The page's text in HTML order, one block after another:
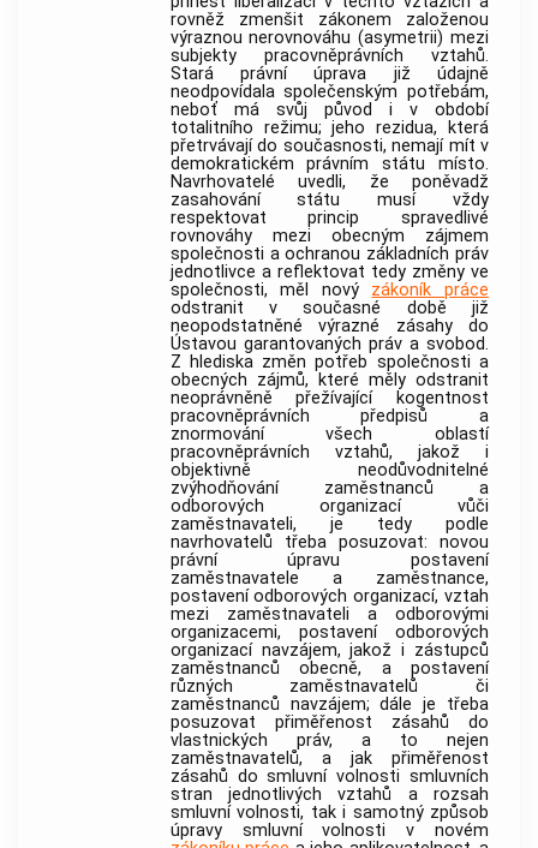
rovněž zmenšit zákonem založenou
výraznou nerovnováhu (asymetrii) mezi
subjekty pracovněprávních vztahů.
Stará právní úprava již údajně
neodpovídala společenským potřebám,
neboť má svůj původ i v období
totalitního režimu; jeho rezidua, která
přetrvávají do současnosti, nemají mít v
demokratickém právním státu místo.
Navrhovatelé uvedli, že poněvadž
zasahování státu musí vždy
respektovat princip spravedlivé
rovnováhy mezi obecným zájmem
společnosti a ochranou základních práv
jednotlivce a reflektovat tedy změny ve
společnosti, měl nový zákoník práce
odstranit v současné době již
neopodstatněné výrazné zásahy do
Ústavou garantovaných práv a svobod.
Z hlediska změn potřeb společnosti a
obecných zájmů, které měly odstranit
neoprávněně přežívající kogentnost
pracovněprávních předpisů a
znormování všech oblastí
pracovněprávních vztahů, jakož i
objektivně neodůvodnitelné
zvýhodňování zaměstnanců a
odborových organizací vůči
zaměstnavateli, je tedy podle
navrhovatelů třeba posuzovat: novou
právní úpravu postavení
zaměstnavatele a zaměstnance,
postavení odborových organizací, vztah
mezi zaměstnavateli a odborovými
organizacemi, postavení odborových
organizací navzájem, jakož i zástupců
zaměstnanců obecně, a postavení
různých zaměstnavatelů či
zaměstnanců navzájem; dále je třeba
posuzovat přiměřenost zásahů do
vlastnických práv, a to nejen
zaměstnavatelů, a jak přiměřenost
zásahů do smluvní volnosti smluvních
stran jednotlivých vztahů a rozsah
smluvní volnosti, tak i samotný způsob
úpravy smluvní volnosti v novém